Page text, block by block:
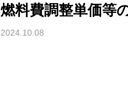
燃料費調整単価等
2024.10.08